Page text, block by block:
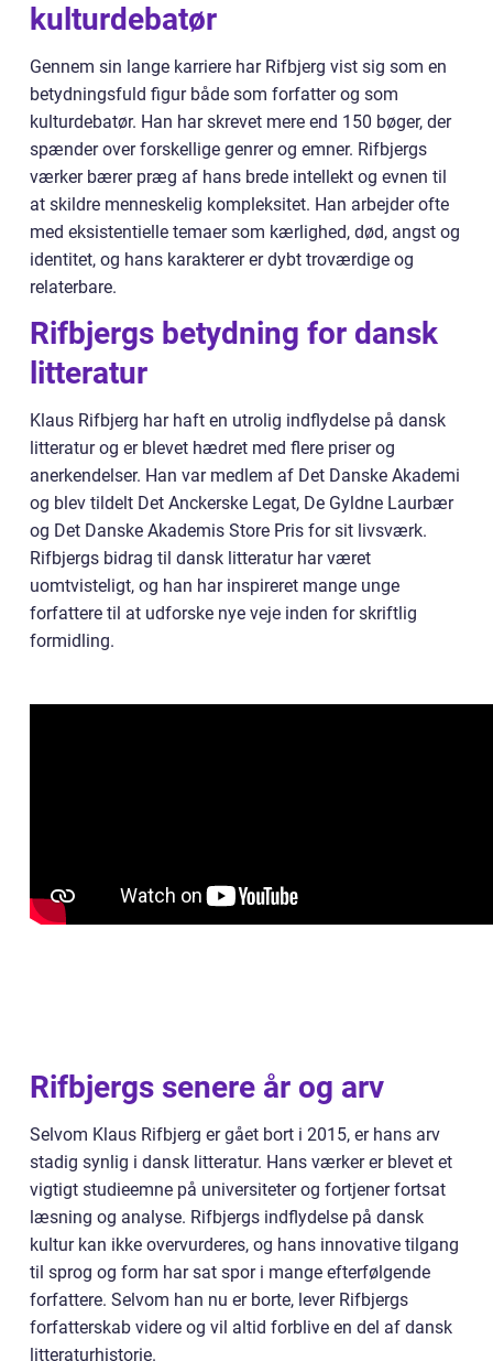
kulturdebatør
Gennem sin lange karriere har Rifbjerg vist sig som en
betydningsfuld figur både som forfatter og som
kulturdebatør. Han har skrevet mere end 150 bøger, der
spænder over forskellige genrer og emner. Rifbjergs
værker bærer præg af hans brede intellekt og evnen til
at skildre menneskelig kompleksitet. Han arbejder ofte
med eksistentielle temaer som kærlighed, død, angst og
identitet, og hans karakterer er dybt troværdige og
relaterbare.
Rifbjergs betydning for dansk
litteratur
Klaus Rifbjerg har haft en utrolig indflydelse på dansk
litteratur og er blevet hædret med flere priser og
anerkendelser. Han var medlem af Det Danske Akademi
og blev tildelt Det Anckerske Legat, De Gyldne Laurbær
og Det Danske Akademis Store Pris for sit livsværk.
Rifbjergs bidrag til dansk litteratur har været
uomtvisteligt, og han har inspireret mange unge
forfattere til at udforske nye veje inden for skriftlig
formidling.
Rifbjergs senere år og arv
Selvom Klaus Rifbjerg er gået bort i 2015, er hans arv
stadig synlig i dansk litteratur. Hans værker er blevet et
vigtigt studieemne på universiteter og fortjener fortsat
læsning og analyse. Rifbjergs indflydelse på dansk
kultur kan ikke overvurderes, og hans innovative tilgang
til sprog og form har sat spor i mange efterfølgende
forfattere. Selvom han nu er borte, lever Rifbjergs
forfatterskab videre og vil altid forblive en del af dansk
litteraturhistorie.